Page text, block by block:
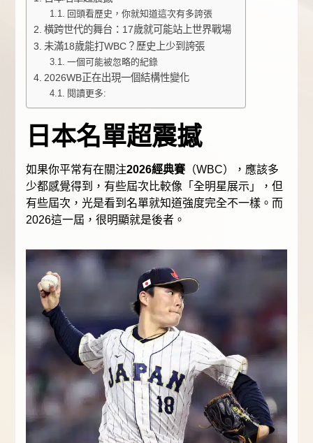
回頭看歷史，你就知道這次有多誇張
橫跨世代的舞台：17歲就可能站上世界戰場
未滿18歲能打WBC？歷史上少到誇張
一個可能被忽略的紀錄
2026WB正在出現一個結構性變化
閱讀更多:
日本名單超震撼
如果你平常有在關注2026經典賽 （WBC），應該多
少都感覺得到，有些屆次比較像「全明星展示」，但
有些屆次，光是看到名單就知道強度完全不一樣。而
2026這一屆，很明顯就是後者。